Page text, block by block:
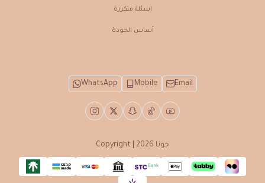
اسئلة متكررة
أساس الجودة
WhatsApp Mobile Email
Copyright | 2026 جونا